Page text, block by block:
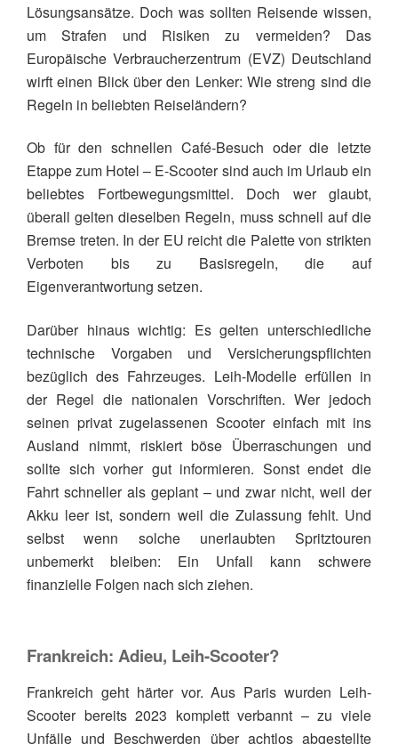
Lösungsansätze. Doch was sollten Reisende wissen,
um Strafen und Risiken zu vermeiden? Das
Europäische Verbraucherzentrum (EVZ) Deutschland
wirft einen Blick über den Lenker: Wie streng sind die
Regeln in beliebten Reiseländern?
Ob für den schnellen Café-Besuch oder die letzte
Etappe zum Hotel – E-Scooter sind auch im Urlaub ein
beliebtes Fortbewegungsmittel. Doch wer glaubt,
überall gelten dieselben Regeln, muss schnell auf die
Bremse treten. In der EU reicht die Palette von strikten
Verboten bis zu Basisregeln, die auf
Eigenverantwortung setzen.
Darüber hinaus wichtig: Es gelten unterschiedliche
technische Vorgaben und Versicherungspflichten
bezüglich des Fahrzeuges. Leih-Modelle erfüllen in
der Regel die nationalen Vorschriften. Wer jedoch
seinen privat zugelassenen Scooter einfach mit ins
Ausland nimmt, riskiert böse Überraschungen und
sollte sich vorher gut informieren. Sonst endet die
Fahrt schneller als geplant – und zwar nicht, weil der
Akku leer ist, sondern weil die Zulassung fehlt. Und
selbst wenn solche unerlaubten Spritztouren
unbemerkt bleiben: Ein Unfall kann schwere
finanzielle Folgen nach sich ziehen.
Frankreich: Adieu, Leih-Scooter?
Frankreich geht härter vor. Aus Paris wurden Leih-
Scooter bereits 2023 komplett verbannt – zu viele
Unfälle und Beschwerden über achtlos abgestellte